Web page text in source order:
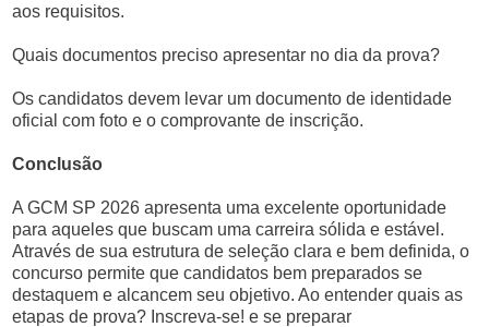
aos requisitos.
Quais documentos preciso apresentar no dia da prova?
Os candidatos devem levar um documento de identidade
oficial com foto e o comprovante de inscrição.
Conclusão
A GCM SP 2026 apresenta uma excelente oportunidade
para aqueles que buscam uma carreira sólida e estável.
Através de sua estrutura de seleção clara e bem definida, o
concurso permite que candidatos bem preparados se
destaquem e alcancem seu objetivo. Ao entender quais as
etapas de prova? Inscreva-se! e se preparar